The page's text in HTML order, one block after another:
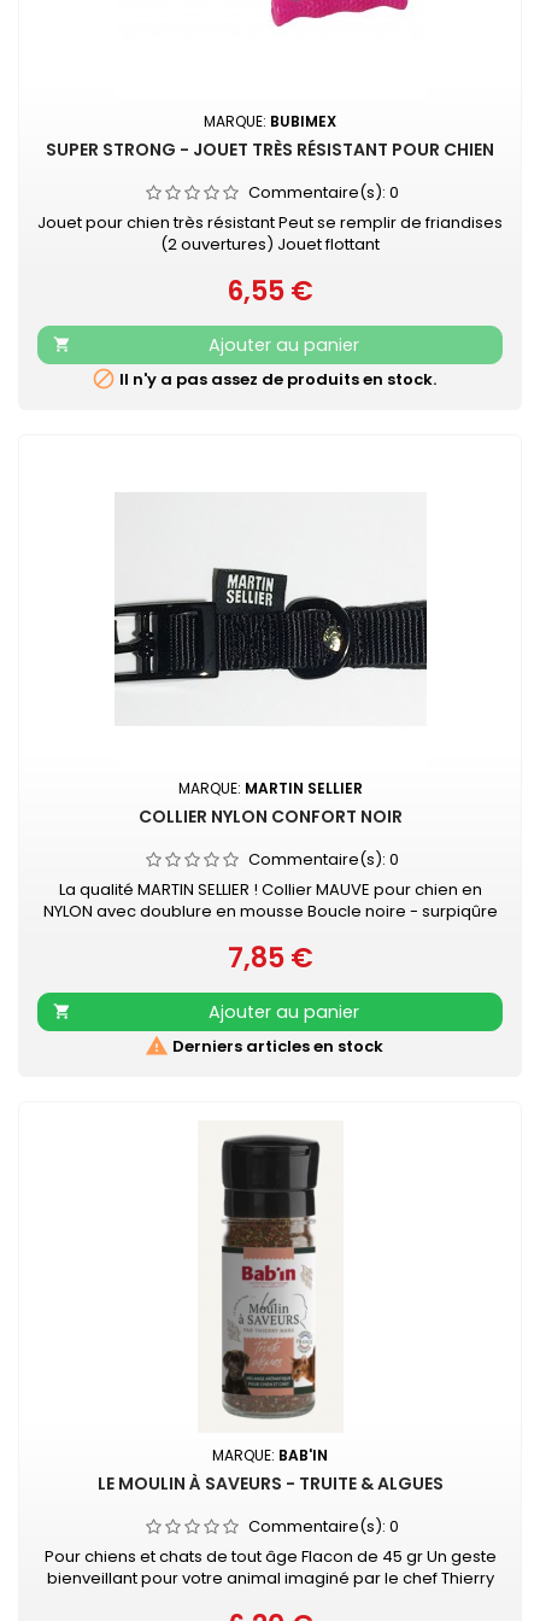
MARQUE: BUBIMEX
SUPER STRONG - JOUET TRÈS RÉSISTANT POUR CHIEN
Commentaire(s): 0
Jouet pour chien très résistant Peut se remplir de friandises
(2 ouvertures) Jouet flottant
Prix
6,55 €

Ajouter au panier
 Il n'y a pas assez de produits en stock.
MARQUE: MARTIN SELLIER
COLLIER NYLON CONFORT NOIR
Commentaire(s): 0
La qualité MARTIN SELLIER ! Collier MAUVE pour chien en
NYLON avec doublure en mousse Boucle noire - surpiqûre
davantage de confort Nylon ultra-résistant Boucle laquée
noire Couleur acidulée qui soulignera tout type de pelage.
Existe aussi en turquoise, vert, rouge, orange, mauve, gris,
rose et beige
Prix
7,85 €

Ajouter au panier
 Derniers articles en stock
MARQUE: BAB'IN
LE MOULIN À SAVEURS - TRUITE & ALGUES
Commentaire(s): 0
Pour chiens et chats de tout âge Flacon de 45 gr Un geste
bienveillant pour votre animal imaginé par le chef Thierry